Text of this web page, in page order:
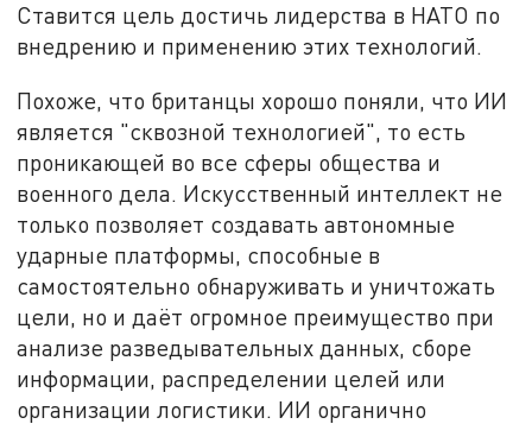
Ставится цель достичь лидерства в НАТО по
внедрению и применению этих технологий.
Похоже, что британцы хорошо поняли, что ИИ
является "сквозной технологией", то есть
проникающей во все сферы общества и
военного дела. Искусственный интеллект не
только позволяет создавать автономные
ударные платформы, способные в
самостоятельно обнаруживать и уничтожать
цели, но и даёт огромное преимущество при
анализе разведывательных данных, сборе
информации, распределении целей или
организации логистики. ИИ органично